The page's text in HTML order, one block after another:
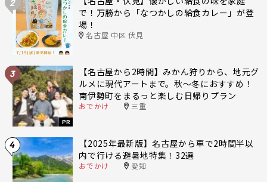
で！万勝から「なつかしの給食カレー」が登
場！
名古屋 中区 伏見
3
PR
【名古屋から2時間】みかん狩りから、地元グ
ルメに現代アートまで。秋〜冬におすすめ！
南伊勢町をまるっと楽しむ日帰りプラン
おでかけ 三重
4
【2025年最新版】名古屋から車で2時間半以
内で行ける避暑地特集！32選
おでかけ 愛知